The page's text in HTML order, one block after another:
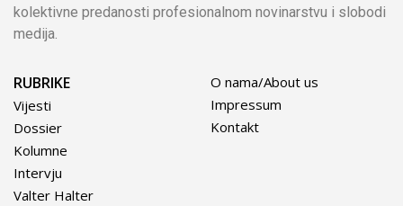
kolektivne predanosti profesionalnom novinarstvu i slobodi
medija.
RUBRIKE
Vijesti
Dossier
Kolumne
Intervju
Valter Halter
O nama/About us
Impressum
Kontakt